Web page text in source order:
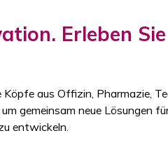
Erleben Sie
aus Offizin, Pharmazie,
gemeinsam neue Lösungen
entwickeln.